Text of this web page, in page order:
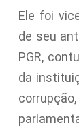
Ele foi
de seu
PGR,
da